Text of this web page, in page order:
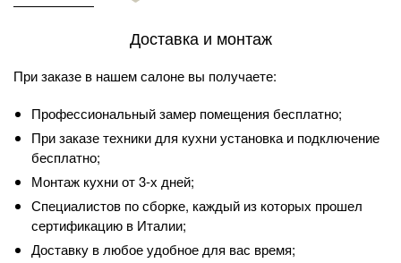
Доставка и монтаж
При заказе в нашем салоне вы получаете:
Профессиональный замер помещения бесплатно;
При заказе техники для кухни установка и подключение
бесплатно;
Монтаж кухни от 3-х дней;
Специалистов по сборке, каждый из которых прошел
сертификацию в Италии;
Доставку в любое удобное для вас время;